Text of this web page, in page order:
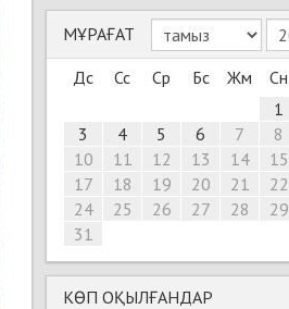
МҰРАҒАТ
Дс
Сс Ср Бс Жм Сн
1
3
4 5 6 7 8
10
11 12 13 14 15
17
18 19 20 21 22
24
25 26 27 28 29
31
КӨП ОҚЫЛҒАНДАР